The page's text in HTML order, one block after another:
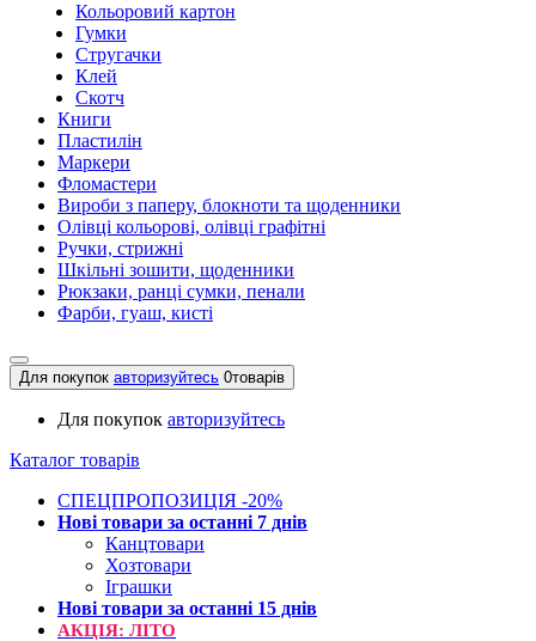
Кольоровий картон
Гумки
Стругачки
Клей
Скотч
Книги
Пластилін
Маркери
Фломастери
Вироби з паперу, блокноти та щоденники
Олівці кольорові, олівці графітні
Ручки, стрижні
Шкільні зошити, щоденники
Рюкзаки, ранці сумки, пенали
Фарби, гуаш, кисті
Для покупок авторизуйтесь 0товарів
Для покупок авторизуйтесь
Каталог товарів
СПЕЦПРОПОЗИЦІЯ -20%
Нові товари за останнi 7 днiв
Канцтовари
Хозтовари
Іграшки
Нові товари за останнi 15 днiв
АКЦІЯ: ЛІТО